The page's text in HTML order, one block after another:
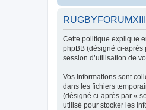
Cette politique explique
phpBB (désigné ci-après
session d’utilisation de
Vos informations sont
dans les fichiers
(désigné ci-après par «
utilisé pour stocker les